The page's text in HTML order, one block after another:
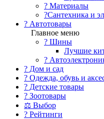
? Материалы
?Сантехника и
? Автотовары
Главное меню
? Шины
Лучшие
?
? Дом и сад
? Одежда, обувь и
? Детские товары
? Зоотовары
⚖ Выбор
? Рейтинги